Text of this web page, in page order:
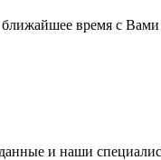
время с Вами
и наши